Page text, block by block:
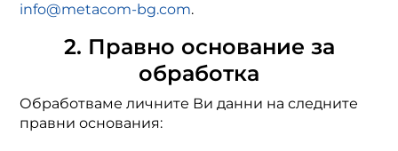
info@metacom-bg.com.
2. Правно основание за
обработка
Обработваме личните Ви данни на следните
правни основания: